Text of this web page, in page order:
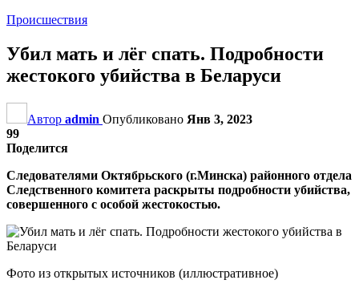
Происшествия
Убил мать и лёг спать. Подробности
жестокого убийства в Беларуси
Автор admin Опубликовано Янв 3, 2023
99
Поделится
Следователями Октябрьского (г.Минска) районного отдела
Следственного комитета раскрыты подробности убийства,
совершенного с особой жестокостью.
Фото из открытых источников (иллюстративное)